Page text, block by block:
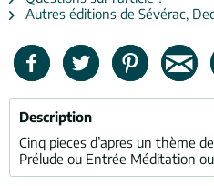
Autres éditions de Sévérac,
Description
Cinq pieces d’apres un thème
Prélude ou Entrée Méditation